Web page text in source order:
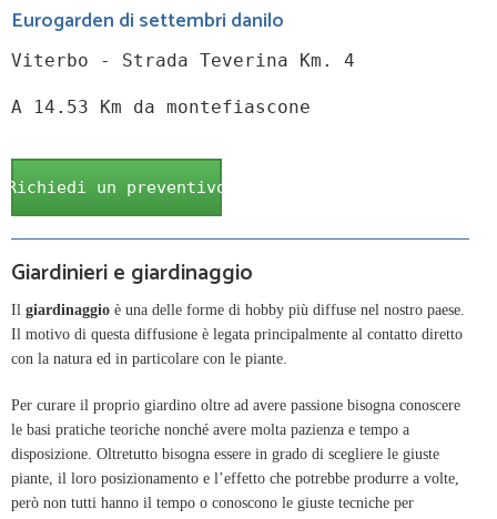
Eurogarden di settembri danilo
Viterbo - Strada Teverina Km. 4
A 14.53 Km da montefiascone
Richiedi un preventivo
Giardinieri e giardinaggio
Il giardinaggio è una delle forme di hobby più diffuse nel nostro paese.
Il motivo di questa diffusione è legata principalmente al contatto diretto
con la natura ed in particolare con le piante.
Per curare il proprio giardino oltre ad avere passione bisogna conoscere
le basi pratiche teoriche nonché avere molta pazienza e tempo a
disposizione. Oltretutto bisogna essere in grado di scegliere le giuste
piante, il loro posizionamento e l’effetto che potrebbe produrre a volte,
però non tutti hanno il tempo o conoscono le giuste tecniche per